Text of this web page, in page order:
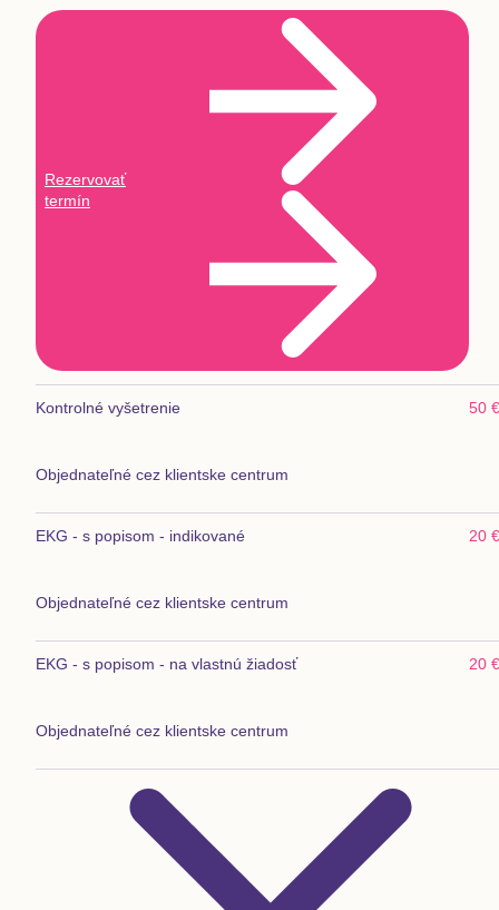
Rezervovať
termín
Kontrolné vyšetrenie
Objednateľné cez klientske centrum
50 €
EKG - s popisom - indikované
Objednateľné cez klientske centrum
20 €
EKG - s popisom - na vlastnú žiadosť
Objednateľné cez klientske centrum
20 €